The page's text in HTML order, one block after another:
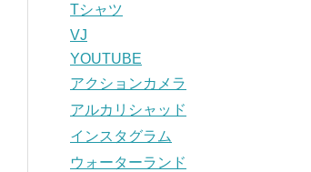
Tシャツ
VJ
YOUTUBE
アクションカメラ
アルカリシャッド
インスタグラム
ウォーターランド